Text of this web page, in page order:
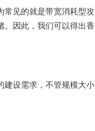
见的就是带宽消耗型
因此，我们可以得出
设需求，不管规模大